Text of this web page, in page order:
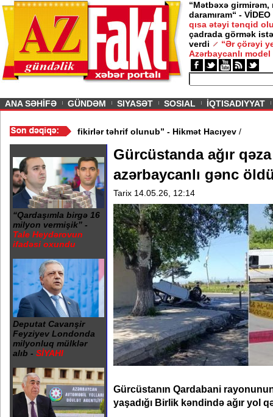
“Mətbəxə girmirəm,
daramıram“ - VİDEO
qısa ətəyi tənqid
çadrada görmək
verdi
“Ər çörəyi
Azərbaycanlı model
ANA SƏHİFƏ GÜNDƏM SIYASƏT SOSIAL İQTISADIYYAT
VİDEO/“Mənə aid bəzi fikirlər təhrif olunub” - Hikmət Hacıyev
“Qardaşımla birgə 16
milyon vermişik” -
Tale Heydərovun
ifadəsi oxundu
Deputat Cavanşir
Feyziyev Londonda
milyonluq mülklər
alıb - SİYAHI
Gürcüstanda ağır qəza
azərbaycanlı gənc
Tarix 14.05.26, 12:14
Gürcüstanın Qardabani
yaşadığı Birlik kəndində ağır yol